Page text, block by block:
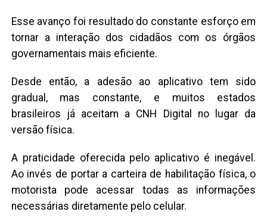
Esse avanço foi resultado do constante esforço em
tornar a interação dos cidadãos com os órgãos
governamentais mais eficiente.
Desde então, a adesão ao aplicativo tem sido
gradual, mas constante, e muitos estados
brasileiros já aceitam a CNH Digital no lugar da
versão física.
A praticidade oferecida pelo aplicativo é inegável.
Ao invés de portar a carteira de habilitação física, o
motorista pode acessar todas as informações
necessárias diretamente pelo celular.